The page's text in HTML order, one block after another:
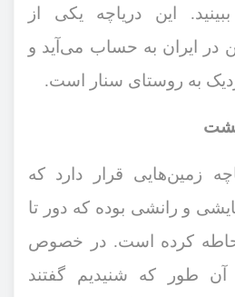
این دریاچه یکی از
در ایران به حساب می‌آید و
به روستای سنار است.
زمین‌هایی قرار دارد که
و رانشی بوده که دور تا
احاطه کرده است. در خصوص
طور که شنیدیم گفتند